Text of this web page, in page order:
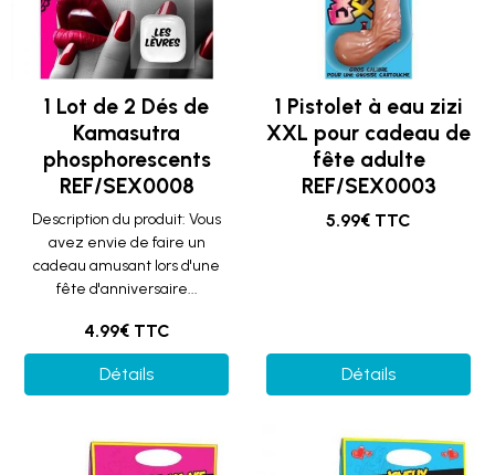
1 Lot de 2 Dés de
Kamasutra
phosphorescents
REF/SEX0008
Description du produit: Vous
avez envie de faire un
cadeau amusant lors d'une
fête d'anniversaire...
4.99€ TTC
Détails
1 Pistolet à eau zizi
XXL pour cadeau de
fête adulte
REF/SEX0003
5.99€ TTC
Détails